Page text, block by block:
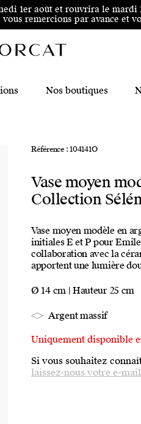
1er août et rouvrira le
remercions par avance et
Nos boutiques
Référence : 104141O
Vase moyen
Collection
Vase moyen modèle en
initiales E et P pour
collaboration avec la
apportent une lumière
Ø 14 cm | Hauteur 25 cm
Argent massif
Uniquement disponible
Si vous souhaitez
laissez-nous votre e-